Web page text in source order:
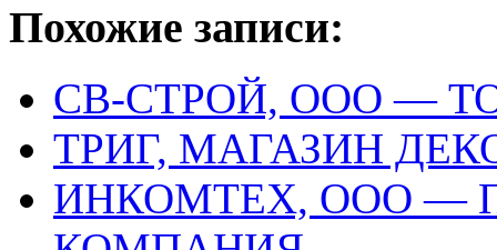
Похожие записи:
СВ-СТРОЙ, ООО —
ТРИГ, МАГАЗИН
ИНКОМТЕХ, ООО —